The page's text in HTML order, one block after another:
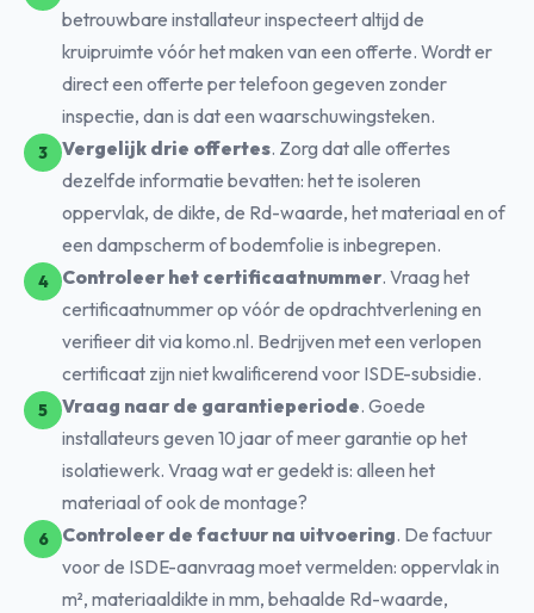
betrouwbare installateur inspecteert altijd de
kruipruimte vóór het maken van een offerte. Wordt er
direct een offerte per telefoon gegeven zonder
inspectie, dan is dat een waarschuwingsteken.
Vergelijk drie offertes. Zorg dat alle offertes
dezelfde informatie bevatten: het te isoleren
oppervlak, de dikte, de Rd-waarde, het materiaal en of
een dampscherm of bodemfolie is inbegrepen.
Controleer het certificaatnummer. Vraag het
certificaatnummer op vóór de opdrachtverlening en
verifieer dit via komo.nl. Bedrijven met een verlopen
certificaat zijn niet kwalificerend voor ISDE-subsidie.
Vraag naar de garantieperiode. Goede
installateurs geven 10 jaar of meer garantie op het
isolatiewerk. Vraag wat er gedekt is: alleen het
materiaal of ook de montage?
Controleer de factuur na uitvoering. De factuur
voor de ISDE-aanvraag moet vermelden: oppervlak in
m², materiaaldikte in mm, behaalde Rd-waarde,